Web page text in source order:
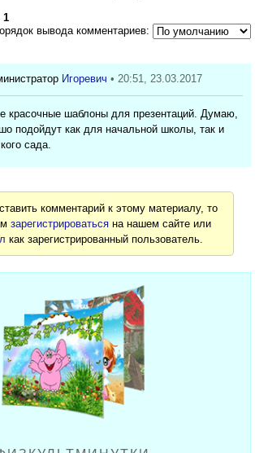
1
вывода комментариев:
Игоревич • 20:51, 23.03.2017
красочные шаблоны для презентаций. Думаю,
подойдут как для начальной школы, так и
сада.
комментарий к этому материалу, то
зарегистрироваться на нашем сайте или
как зарегистрированный пользователь.